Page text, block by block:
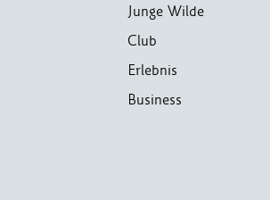
Junge Wilde
Club
Erlebnis
Business